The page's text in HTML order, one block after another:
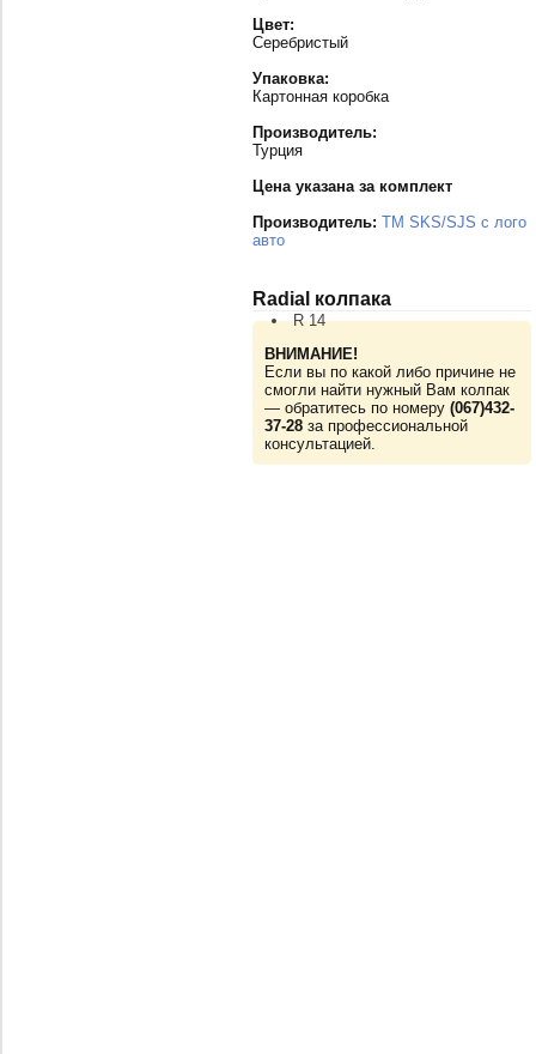
Цвет:
Серебристый
Упаковка:
Картонная коробка
Производитель:
Турция
Цена указана за комплект
Производитель: TM SKS/SJS с лого
авто
Radial колпака
R 14
ВНИМАНИЕ!
Если вы по какой либо причине не
смогли найти нужный Вам колпак
— обратитесь по номеру (067)432-
37-28 за профессиональной
консультацией.